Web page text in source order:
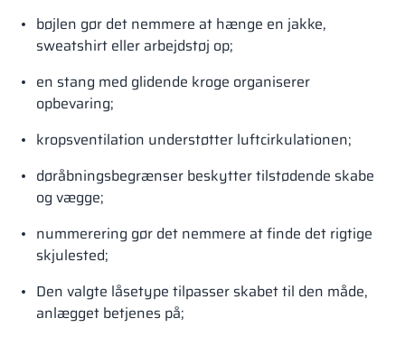
bøjlen gør det nemmere at hænge en jakke,
sweatshirt eller arbejdstøj op;
en stang med glidende kroge organiserer
opbevaring;
kropsventilation understøtter luftcirkulationen;
døråbningsbegrænser beskytter tilstødende skabe
og vægge;
nummerering gør det nemmere at finde det rigtige
skjulested;
Den valgte låsetype tilpasser skabet til den måde,
anlægget betjenes på;